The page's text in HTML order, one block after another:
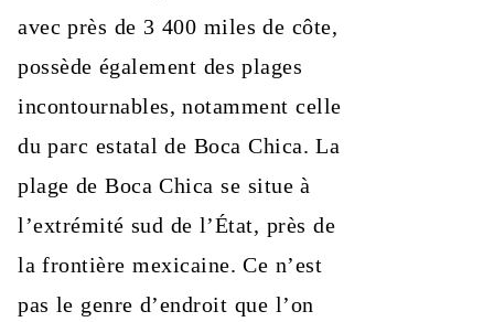
avec près de 3 400 miles de côte,
possède également des plages
incontournables, notamment celle
du parc estatal de Boca Chica. La
plage de Boca Chica se situe à
l’extrémité sud de l’État, près de
la frontière mexicaine. Ce n’est
pas le genre d’endroit que l’on